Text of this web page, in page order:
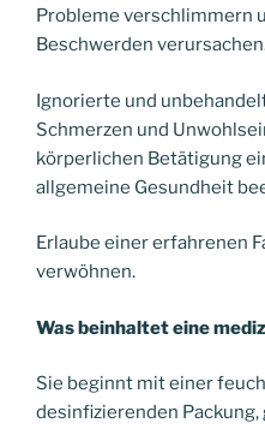
Probleme verschlimmern
Beschwerden
Ignorierte und
Schmerzen und
körperlichen Betätigung
allgemeine Gesundheit
Erlaube einer erfahrenen
verwöhnen.
Was beinhaltet eine
Sie beginnt mit einer
desinfizierenden